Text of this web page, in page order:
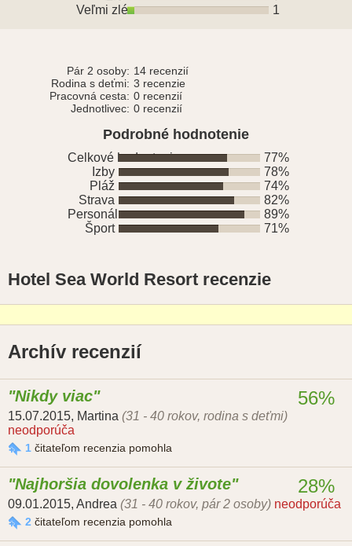
Veľmi zlé
1
Pár 2 osoby: 14 recenzií
Rodina s deťmi: 3 recenzie
Pracovná cesta: 0 recenzií
Jednotlivec: 0 recenzií
Podrobné hodnotenie
Celkové hodnotenie
77%
Izby
78%
Pláž
74%
Strava
82%
Personál
89%
Šport
71%
Hotel Sea World Resort recenzie
Archív recenzií
Nikdy viac
15.07.2015, Martina (31 - 40 rokov, rodina s deťmi)
neodporúča
1 čitateľom recenzia pomohla
56%
Najhoršia dovolenka v živote
09.01.2015, Andrea (31 - 40 rokov, pár 2 osoby) neodporúča
2 čitateľom recenzia pomohla
28%